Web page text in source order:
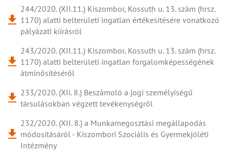
244/2020. (XII.11.) Kiszombor, Kossuth u. 13. szám (hrsz.
1170) alatti belterületi ingatlan értékesítésére vonatkozó
pályázati kiírásról
243/2020. (XII.11.) Kiszombor, Kossuth u. 13. szám (hrsz.
1170) alatti belterületi ingatlan forgalomképességének
átminősítéséről
233/2020. (XIi. 8.) Beszámoló a jogi személyiségű
társulásokban végzett tevékenységről
232/2020. (XII. 8.) a Munkamegosztási megállapodás
módosításáról - Kiszombori Szociális és Gyermekjóléti
Intézmény